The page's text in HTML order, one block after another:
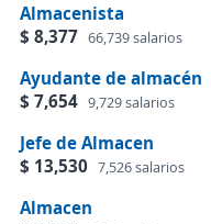
Almacenista
$ 8,377 66,739 salarios
Ayudante de almacén
$ 7,654 9,729 salarios
Jefe de Almacen
$ 13,530 7,526 salarios
Almacen